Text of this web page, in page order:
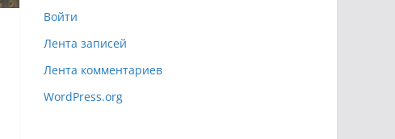
Войти
Лента записей
Лента комментариев
WordPress.org